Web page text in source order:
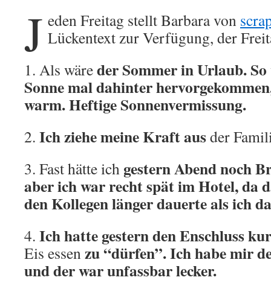
J eden Freitag stellt Barbara von
Lückentext zur Verfügung, der
1. Als wäreder Sommer in Urlaub.
Sonne mal dahinter
warm. Heftige Sonnenvermissung.
2. Ich ziehe meine Kraft ausder
3. Fast hätte ich gestern Abend noch
aber ich war recht spät im Hotel, da
den Kollegen länger dauerte als ich
4. Ich hatte gestern den Enschluss
Eis essenzu “dürfen”. Ich habe mir
und der war unfassbar lecker.